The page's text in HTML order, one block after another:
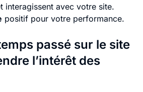
interagissent avec votre site.
positif pour votre performance.
passé sur le site
l’intérêt des